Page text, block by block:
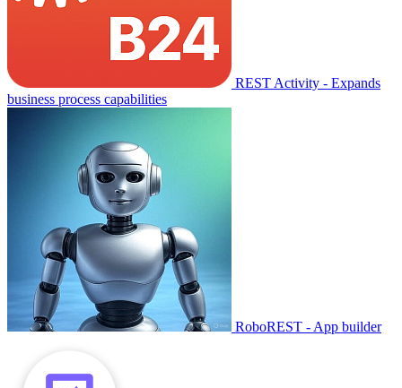
REST Activity - Expands
business process capabilities
RoboREST - App builder